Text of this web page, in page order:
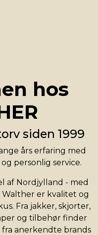
hos
siden 1999
års erfaring med
personlig service.
af Nordjylland - med
er kvalitet og
Fra jakker, skjorter,
og tilbehør finder
anerkendte brands